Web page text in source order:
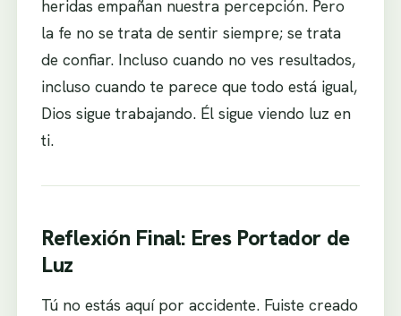
heridas empañan nuestra percepción. Pero
la fe no se trata de sentir siempre; se trata
de confiar. Incluso cuando no ves resultados,
incluso cuando te parece que todo está igual,
Dios sigue trabajando. Él sigue viendo luz en
ti.
Reflexión Final: Eres Portador de
Luz
Tú no estás aquí por accidente. Fuiste creado